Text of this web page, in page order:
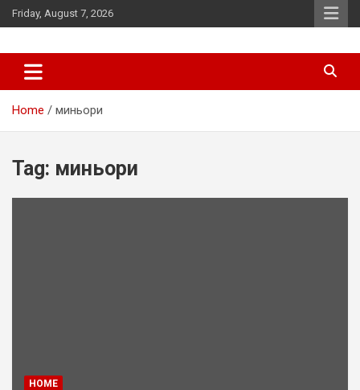
Skip
to
Friday, August 7, 2026
d7-news.com
Home миньори
Tag: миньори
HOME